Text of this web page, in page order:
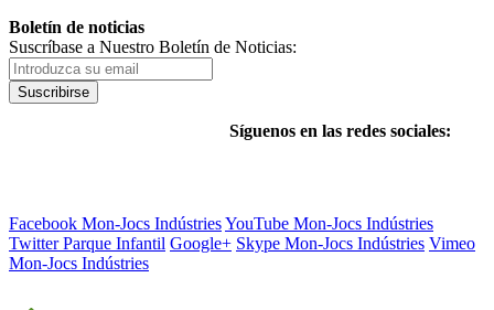
Boletín de noticias
Suscríbase a Nuestro Boletín de Noticias:
Suscribirse
Síguenos en las redes sociales:
Facebook Mon-Jocs IndústriesYouTube Mon-Jocs Indústries
Twitter Parque Infantil Google+ Skype Mon-Jocs Indústries Vimeo
Mon-Jocs Indústries